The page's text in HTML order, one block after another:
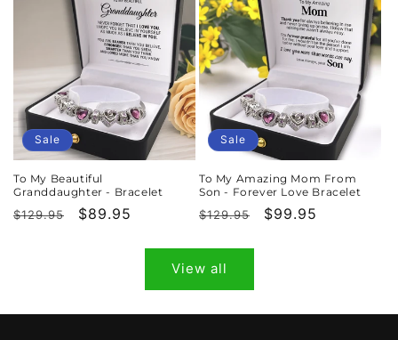
Sale
To My Beautiful
Granddaughter - Bracelet
Regular
$129.95
Sale
$89.95
Sale
To My Amazing Mom From
Son - Forever Love Bracelet
Regular
$129.95
Sale
$99.95
View all